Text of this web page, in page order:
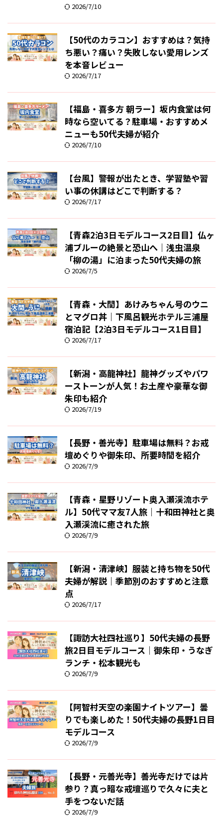
2026/7/10
【50代のカラコン】おすすめは？気持
ち悪い？痛い？失敗しない愛用レンズ
を本音レビュー
2026/7/17
【福島・喜多方 朝ラー】坂内食堂は何
時なら空いてる？駐車場・おすすめメ
ニューも50代夫婦が紹介
2026/7/10
【台風】警報が出たとき、学習塾や習
い事の休講はどこで判断する？
2026/7/17
【青森2泊3日モデルコース2日目】仏ヶ
浦ブルーの絶景と恐山へ｜浅虫温泉
「柳の湯」に泊まった50代夫婦の旅
2026/7/5
【青森・大間】あけみちゃん号のウニ
とマグロ丼｜下風呂観光ホテル三浦屋
宿泊記【2泊3日モデルコース1日目】
2026/7/17
【新潟・高龍神社】龍神グッズやパワ
ーストーンが人気！お土産や豪華な御
朱印も紹介
2026/7/19
【長野・善光寺】駐車場は無料？お戒
壇めぐりや御朱印、所要時間を紹介
2026/7/9
【青森・星野リゾート奥入瀬渓流ホテ
ル】50代ママ友7人旅｜十和田神社と奥
入瀬渓流に癒された旅
2026/7/9
【新潟・清津峡】服装と持ち物を50代
夫婦が解説｜季節別のおすすめと注意
点
2026/7/17
【諏訪大社四社巡り】50代夫婦の長野
旅2日目モデルコース｜御朱印・うなぎ
ランチ・松本観光も
2026/7/9
【阿智村天空の楽園ナイトツアー】曇
りでも楽しめた！50代夫婦の長野1日目
モデルコース
2026/7/9
【長野・元善光寺】善光寺だけでは片
参り？真っ暗な戒壇巡りで久々に夫と
手をつないだ話
2026/7/9